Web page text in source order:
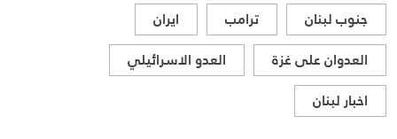
جنوب لبنان
ترامب
ايران
العدوان على غزة
العدو الاسرائيلي
اخبار لبنان